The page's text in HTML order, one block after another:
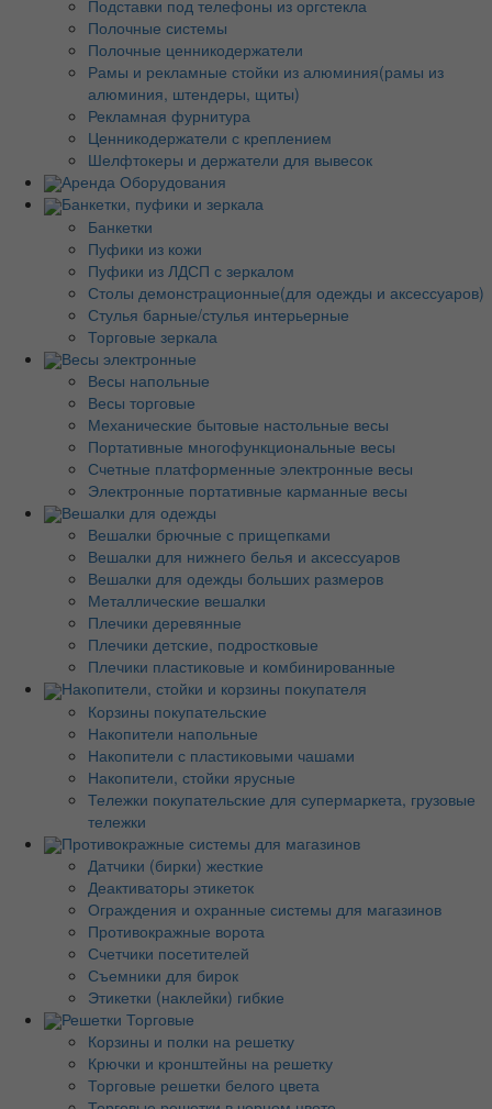
Подставки под телефоны из оргстекла
Полочные системы
Полочные ценникодержатели
Рамы и рекламные стойки из алюминия(рамы из
алюминия, штендеры, щиты)
Рекламная фурнитура
Ценникодержатели с креплением
Шелфтокеры и держатели для вывесок
Аренда Оборудования
Банкетки, пуфики и зеркала
Банкетки
Пуфики из кожи
Пуфики из ЛДСП с зеркалом
Столы демонстрационные(для одежды и аксессуаров)
Стулья барные/стулья интерьерные
Торговые зеркала
Весы электронные
Весы напольные
Весы торговые
Механические бытовые настольные весы
Портативные многофункциональные весы
Счетные платформенные электронные весы
Электронные портативные карманные весы
Вешалки для одежды
Вешалки брючные с прищепками
Вешалки для нижнего белья и аксессуаров
Вешалки для одежды больших размеров
Металлические вешалки
Плечики деревянные
Плечики детские, подростковые
Плечики пластиковые и комбинированные
Накопители, стойки и корзины покупателя
Корзины покупательские
Накопители напольные
Накопители с пластиковыми чашами
Накопители, стойки ярусные
Тележки покупательские для супермаркета, грузовые
тележки
Противокражные системы для магазинов
Датчики (бирки) жесткие
Деактиваторы этикеток
Ограждения и охранные системы для магазинов
Противокражные ворота
Счетчики посетителей
Съемники для бирок
Этикетки (наклейки) гибкие
Решетки Торговые
Корзины и полки на решетку
Крючки и кронштейны на решетку
Торговые решетки белого цвета